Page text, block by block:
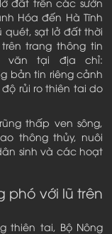
Hóa đến Hà Tĩnh
quét, sạt lở đất thời
trang thông tin
văn tại địa chỉ:
bản tin riêng cảnh
rủi ro thiên tai do
thấp ven sông,
thông thủy, nuôi
sinh và các hoạt
phó với lũ trên
thiên tai, Bộ Nông